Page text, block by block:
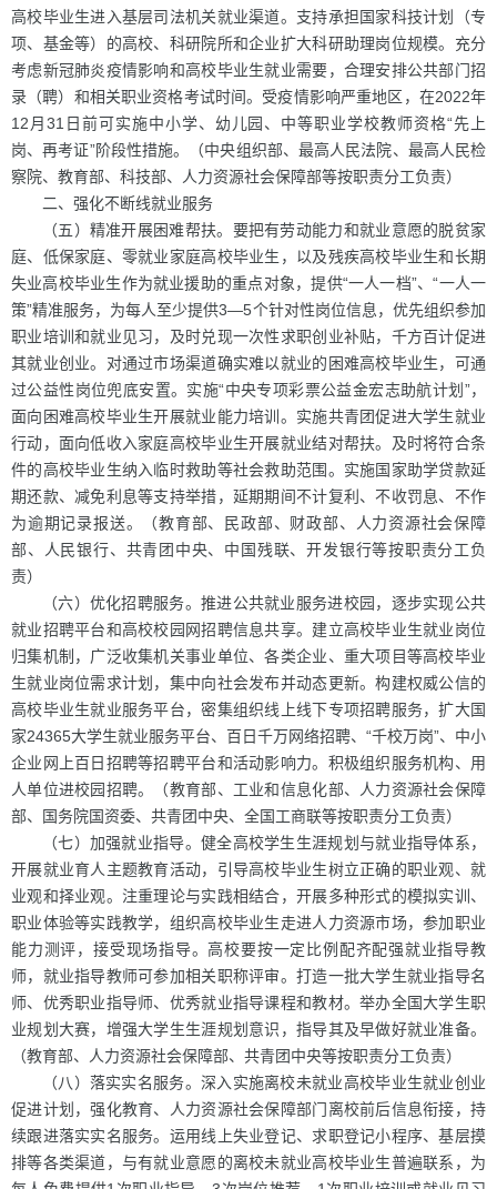
高校毕业生进入基层司法机关就业渠道。支持承担国家科技计划（专
项、基金等）的高校、科研院所和企业扩大科研助理岗位规模。充分
考虑新冠肺炎疫情影响和高校毕业生就业需要，合理安排公共部门招
录（聘）和相关职业资格考试时间。受疫情影响严重地区，在2022年
12月31日前可实施中小学、幼儿园、中等职业学校教师资格“先上
岗、再考证”阶段性措施。（中央组织部、最高人民法院、最高人民检
察院、教育部、科技部、人力资源社会保障部等按职责分工负责）
二、强化不断线就业服务
（五）精准开展困难帮扶。要把有劳动能力和就业意愿的脱贫家
庭、低保家庭、零就业家庭高校毕业生，以及残疾高校毕业生和长期
失业高校毕业生作为就业援助的重点对象，提供“一人一档”、“一人一
策”精准服务，为每人至少提供3—5个针对性岗位信息，优先组织参加
职业培训和就业见习，及时兑现一次性求职创业补贴，千方百计促进
其就业创业。对通过市场渠道确实难以就业的困难高校毕业生，可通
过公益性岗位兜底安置。实施“中央专项彩票公益金宏志助航计划”，
面向困难高校毕业生开展就业能力培训。实施共青团促进大学生就业
行动，面向低收入家庭高校毕业生开展就业结对帮扶。及时将符合条
件的高校毕业生纳入临时救助等社会救助范围。实施国家助学贷款延
期还款、减免利息等支持举措，延期期间不计复利、不收罚息、不作
为逾期记录报送。（教育部、民政部、财政部、人力资源社会保障
部、人民银行、共青团中央、中国残联、开发银行等按职责分工负
责）
（六）优化招聘服务。推进公共就业服务进校园，逐步实现公共
就业招聘平台和高校校园网招聘信息共享。建立高校毕业生就业岗位
归集机制，广泛收集机关事业单位、各类企业、重大项目等高校毕业
生就业岗位需求计划，集中向社会发布并动态更新。构建权威公信的
高校毕业生就业服务平台，密集组织线上线下专项招聘服务，扩大国
家24365大学生就业服务平台、百日千万网络招聘、“千校万岗”、中小
企业网上百日招聘等招聘平台和活动影响力。积极组织服务机构、用
人单位进校园招聘。（教育部、工业和信息化部、人力资源社会保障
部、国务院国资委、共青团中央、全国工商联等按职责分工负责）
（七）加强就业指导。健全高校学生生涯规划与就业指导体系，
开展就业育人主题教育活动，引导高校毕业生树立正确的职业观、就
业观和择业观。注重理论与实践相结合，开展多种形式的模拟实训、
职业体验等实践教学，组织高校毕业生走进人力资源市场，参加职业
能力测评，接受现场指导。高校要按一定比例配齐配强就业指导教
师，就业指导教师可参加相关职称评审。打造一批大学生就业指导名
师、优秀职业指导师、优秀就业指导课程和教材。举办全国大学生职
业规划大赛，增强大学生生涯规划意识，指导其及早做好就业准备。
（教育部、人力资源社会保障部、共青团中央等按职责分工负责）
（八）落实实名服务。深入实施离校未就业高校毕业生就业创业
促进计划，强化教育、人力资源社会保障部门离校前后信息衔接，持
续跟进落实实名服务。运用线上失业登记、求职登记小程序、基层摸
排等各类渠道，与有就业意愿的离校未就业高校毕业生普遍联系，为